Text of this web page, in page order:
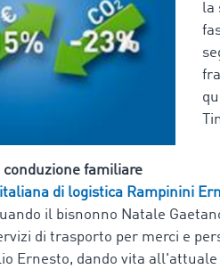
la
familiare
di logistica Rampinini
il bisnonno Natale
di trasporto per merci e
Ernesto, dando vita